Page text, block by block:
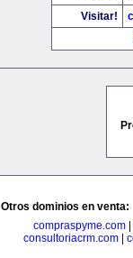
Visitar!
Otros dominios en venta:
compraspyme.com
consultoriacrm.com|